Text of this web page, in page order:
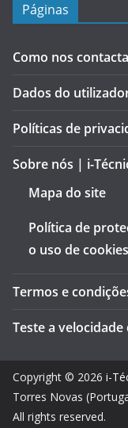
Páginas
Como nos
Dados do
Políticas de
Sobre nós | i-
Mapa do site
Política de
o uso de cookies
Termos e
Teste a
Copyright © 2026 i-
Torres Novas
All rights reserved.